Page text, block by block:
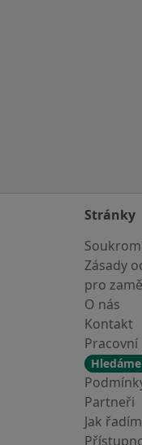
Stránky
Zásady
pro
O nás
Kontakt
Partneři
Jak